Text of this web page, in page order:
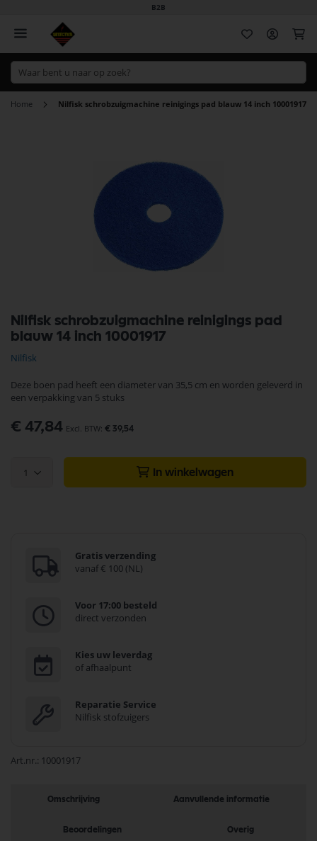
B2B
Home Nilfisk schrobzuigmachine reinigings pad blauw 14 inch 10001917
Nilfisk schrobzuigmachine reinigings pad
blauw 14 inch 10001917
Nilfisk
Deze boen pad heeft een diameter van 35,5 cm en worden geleverd in
een verpakking van 5 stuks
€ 47,84 € 39,54
1 In winkelwagen
Gratis verzending
vanaf € 100 (NL)
Voor 17:00 besteld
direct verzonden
Kies uw leverdag
of afhaalpunt
Reparatie Service
Nilfisk stofzuigers
Art.nr. 10001917
naar
het
van
afbeeldingen-
gallerij
Omschrijving Aanvullende informatie
Beoordelingen Overig